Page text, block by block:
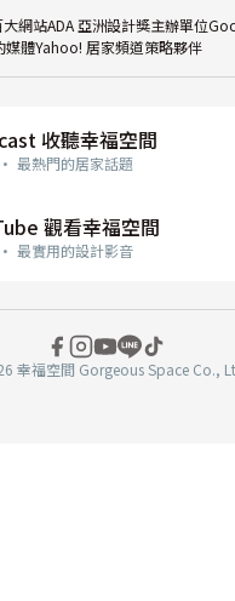
大網站ADA 亞洲設計獎主辦單位
媒體Yahoo! 居家頻道策略夥伴
收聽幸福空間
最熱門的居家話題
觀看幸福空間
最實用的設計影音
幸福空間 Gorgeous Space Co.,